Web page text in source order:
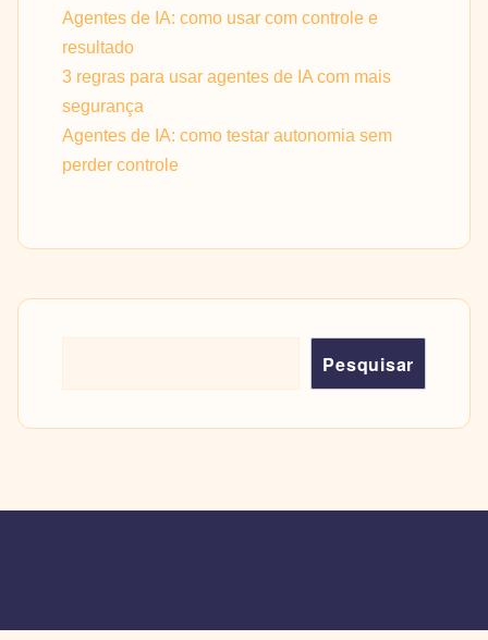
Agentes de IA: como usar com controle e
resultado
3 regras para usar agentes de IA com mais
segurança
Agentes de IA: como testar autonomia sem
perder controle
Pesquisar